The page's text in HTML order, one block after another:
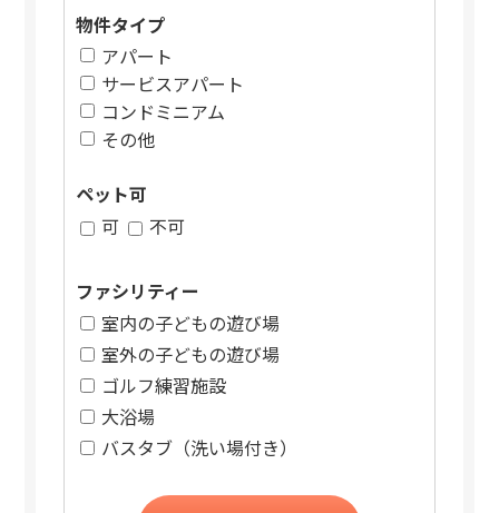
物件タイプ
アパート
サービスアパート
コンドミニアム
その他
ペット可
可
不可
ファシリティー
室内の子どもの遊び場
室外の子どもの遊び場
ゴルフ練習施設
大浴場
バスタブ（洗い場付き）